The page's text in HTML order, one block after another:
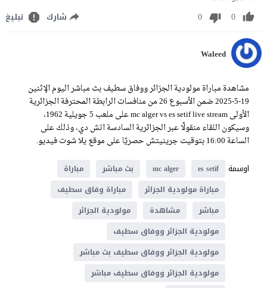
0
0 شارك تبليغ
Waleed
مشاهدة مباراة مولودية الجزائر ووفاق سطيف بث مباشر اليوم الإثنين
19-5-2025 ضمن الأسبوع 26 من منافسات الرابطة المحترفة الجزائرية
الأولى mc alger vs es setif live stream على ملعب 5 جويلية 1962،
وسيكون اللقاء منقولًا عبر الجزائرية السادسة اتش دي، وذلك على
الساعة 16:00 بتوقيت جرينيتش حصريًا على موقع يلا شوت فيديو.
اوسمة
es setif
mc alger بث مباشر
مباراة
مباراة مولودية الجزائر
مباراة وفاق سطيف
مباشر
مشاهدة
مولودية الجزائر
مولودية الجزائر ووفاق سطيف
مولودية الجزائر ووفاق سطيف بث مباشر
مولودية الجزائر ووفاق سطيف مباشر